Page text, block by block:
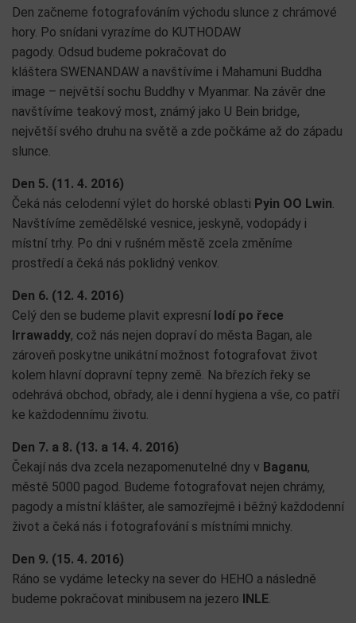
Den začneme fotografováním východu slunce z chrámové
hory. Po snídani vyrazíme do KUTHODAW
pagody. Odsud budeme pokračovat do
kláštera SWENANDAW a navštívíme i Mahamuni Buddha
image – největší sochu Buddhy v Myanmar. Na závěr dne
navštívíme teakový most, známý jako U Bein bridge,
největší svého druhu na světě a zde počkáme až do západu
slunce.
Den 5. (11. 4. 2016)
Čeká nás celodenní výlet do horské oblasti Pyin OO Lwin.
Navštívíme zemědělské vesnice, jeskyně, vodopády i
místní trhy. Po dni v rušném městě zcela změníme
prostředí a čeká nás poklidný venkov.
Den 6. (12. 4. 2016)
Celý den se budeme plavit expresní lodí po řece
Irrawaddy, což nás nejen dopraví do města Bagan, ale
zároveň poskytne unikátní možnost fotografovat život
kolem hlavní dopravní tepny země. Na březích řeky se
odehrává obchod, obřady, ale i denní hygiena a vše, co patří
ke každodennímu životu.
Den 7. a 8. (13. a 14. 4. 2016)
Čekají nás dva zcela nezapomenutelné dny v Baganu,
městě 5000 pagod. Budeme fotografovat nejen chrámy,
pagody a místní klášter, ale samozřejmě i běžný každodenní
život a čeká nás i fotografování s místními mnichy.
Den 9. (15. 4. 2016)
Ráno se vydáme letecky na sever do HEHO a následně
budeme pokračovat minibusem na jezero INLE.